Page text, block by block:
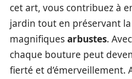
cet art, vous contribuez à
jardin tout en préservant la
magnifiquesarbustes.
chaque bouture peut
fierté et d’émerveillement.